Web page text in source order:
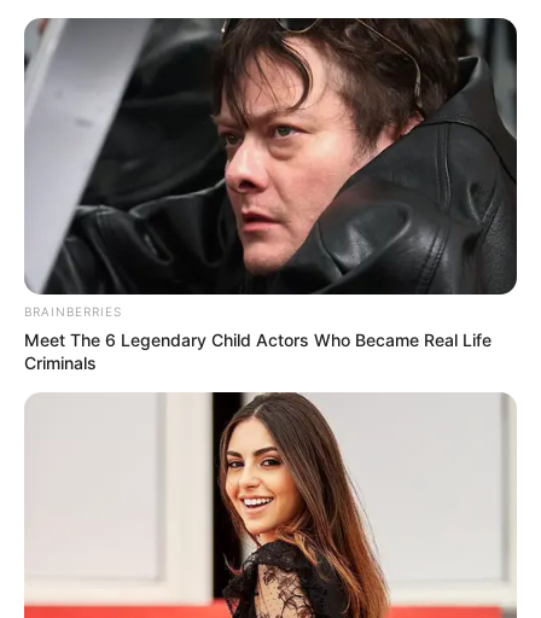
(foto: rokaslaurinavičius dan ilonabaliūnaitė)
3. Kreatifitas memang tak terbatas termasuk
menggunakan berbagai bahan makanan untuk
berkreasi
BRAINBERRIES
Meet The 6 Legendary Child Actors Who Became Real Life
Criminals